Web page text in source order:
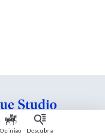
Studio
com patrocinadores.
Opinião Descubra